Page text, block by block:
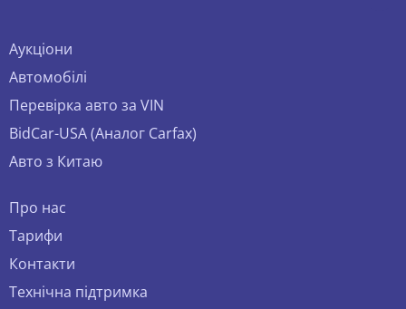
Аукціони
Автомобілі
Перевірка авто за VIN
BidCar-USA (Аналог Carfax)
Авто з Китаю
Про нас
Тарифи
Контакти
Технічна підтримка